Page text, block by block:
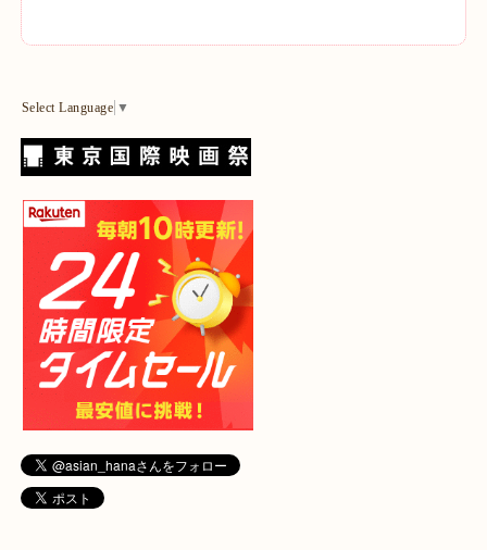
Select Language ▼